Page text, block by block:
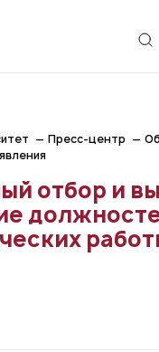
Пресс-центр
отбор и